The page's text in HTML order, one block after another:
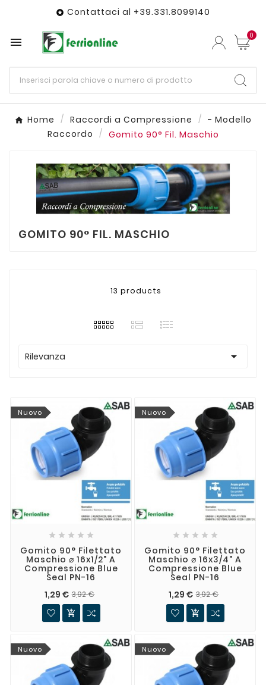
 Contattaci al +39.331.8099140
 0
Home Raccordi a Compressione
- Modello
Raccordo
Gomito 90° Fil. Maschio
GOMITO 90° FIL. MASCHIO
13 products
Rilevanza 
Nuovo
    
Gomito 90° Filettato
Maschio ⌀ 16x1/2" A
Compressione Blue
Seal PN-16
1,29 € 3,92 €

Nuovo
    
Gomito 90° Filettato
Maschio ⌀ 16x3/4" A
Compressione Blue
Seal PN-16
1,29 € 3,92 €

Nuovo Nuovo